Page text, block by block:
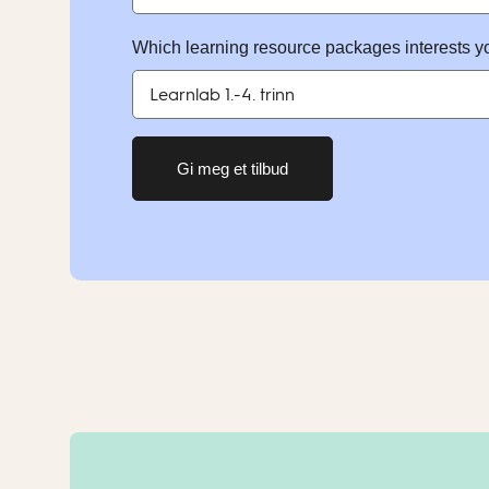
Which learning resource packages interests
Gi meg et tilbud